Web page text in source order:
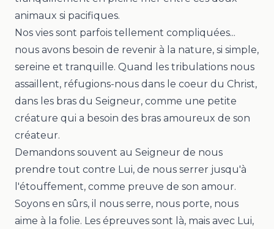
animaux si pacifiques.
Nos vies sont parfois tellement compliquées...
nous avons besoin de revenir à la nature, si simple,
sereine et tranquille. Quand les tribulations nous
assaillent, réfugions-nous dans le coeur du Christ,
dans les bras du Seigneur, comme une petite
créature qui a besoin des bras amoureux de son
créateur.
Demandons souvent au Seigneur de nous
prendre tout contre Lui, de nous serrer jusqu'à
l'étouffement, comme preuve de son amour.
Soyons en sûrs, il nous serre, nous porte, nous
aime à la folie. Les épreuves sont là, mais avec Lui,